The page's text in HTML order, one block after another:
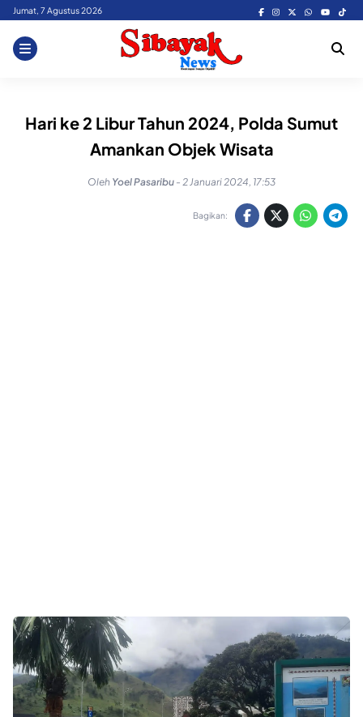
Skip
content
Jumat, 7 Agustus 2026
Hari ke 2 Libur Tahun 2024, Polda Sumut
Amankan Objek Wisata
Oleh Yoel Pasaribu - 2 Januari 2024, 17:53
Bagikan: